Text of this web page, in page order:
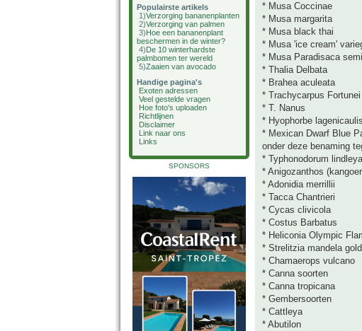
Populairste artikels
1)Verzorging bananenplanten
2)Verzorging van palmen
3)Hoe een bananenplant
beschermen in de winter?
4)De 10 winterhardste
palmbomen ter wereld
5)Zaaien van avocado
Handige pagina's
Exoten adressen
Veel gestelde vragen
Hoe foto's uploaden
Richtlijnen
Disclaimer
Link naar ons
Links
SPONSORS
* Musa Coccinae
* Musa margarita
* Musa black thai
* Musa 'ice cream'
* Musa Paradisaca
* Thalia Delbata
* Brahea aculeata
* Trachycarpus
* T. Nanus
* Hyophorbe lagenicaulis
* Mexican Dwarf Blue
onder deze benaming
* Typhonodorum
* Anigozanthos
* Adonidia merrillii
* Tacca Chantrieri
* Cycas clivicola
* Costus Barbatus
* Heliconia Olympic
* Strelitzia mandela gold
* Chamaerops vulcano
* Canna soorten
* Canna tropicana
* Gembersoorten
* Cattleya
* Abutilon